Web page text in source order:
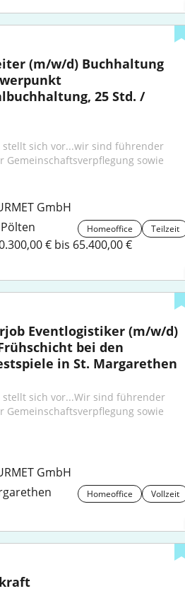
(m/w/d) Buchhaltung
25 Std. /
stellt sich vor...wir sind führender
Gemeinschaftsverpflegung sowie
GmbH
Homeoffice Teilzeit
€ bis 65.400,00 €
Eventlogistiker (m/w/d)
bei den
in St. Margarethen
stellt sich vor...Wir sind führender
Gemeinschaftsverpflegung sowie
GmbH
Homeoffice Vollzeit